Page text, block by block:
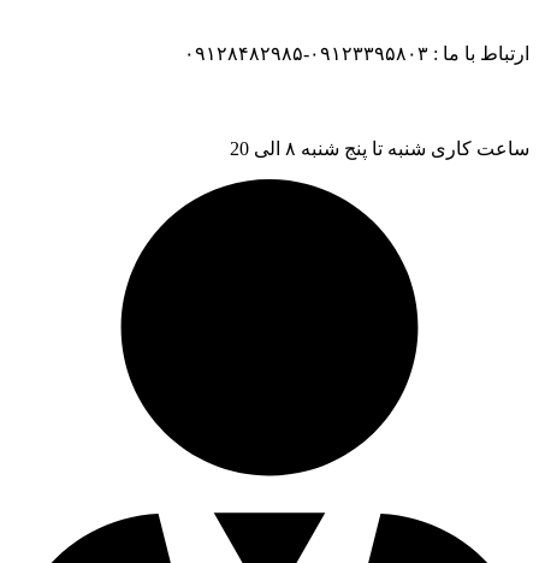
ارتباط با ما : ۰۹۱۲۳۳۹۵۸۰۳-۰۹۱۲۸۴۸۲۹۸۵
ساعت کاری شنبه تا پنج شنبه ۸ الی 20